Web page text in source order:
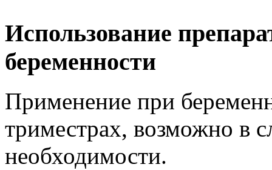
Использование
беременности
Применение при
триместрах, возможно в
необходимости.